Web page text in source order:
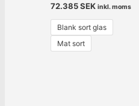
72.385SEK inkl. moms
Blank sort glas
Mat sort